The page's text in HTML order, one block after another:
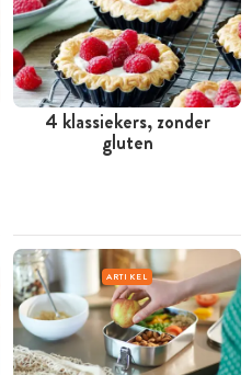
4 klassiekers, zonder
gluten
ARTIKEL